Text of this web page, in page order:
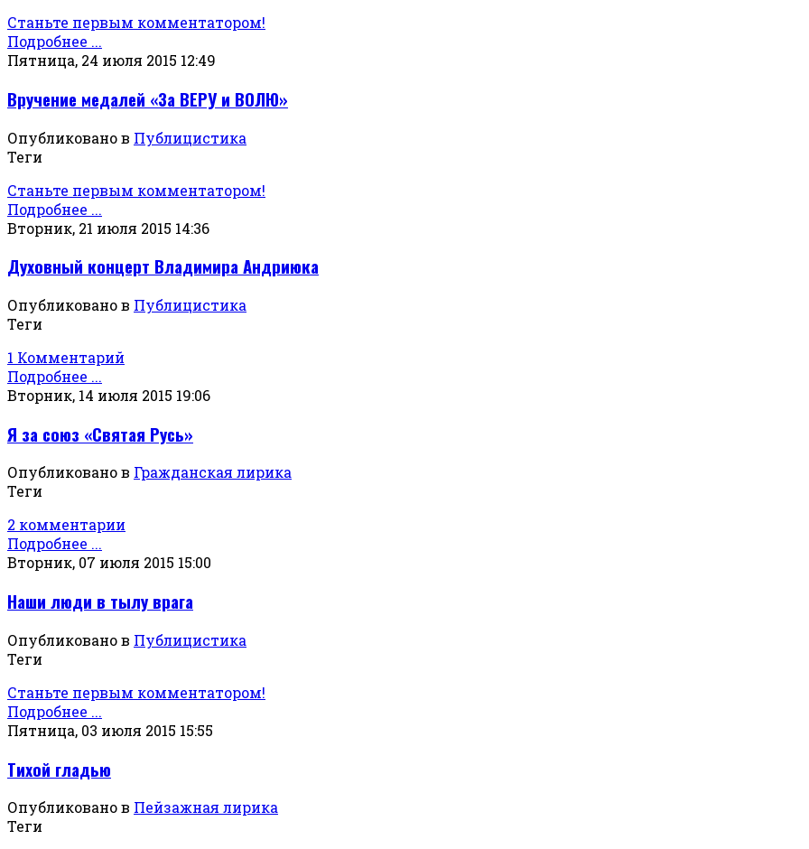
Станьте первым комментатором!
Подробнее ...
Пятница, 24 июля 2015 12:49
Вручение медалей «За ВЕРУ и ВОЛЮ»
Опубликовано в Публицистика
Теги
Станьте первым комментатором!
Подробнее ...
Вторник, 21 июля 2015 14:36
Духовный концерт Владимира Андриюка
Опубликовано в Публицистика
Теги
1 Комментарий
Подробнее ...
Вторник, 14 июля 2015 19:06
Я за союз «Святая Русь»
Опубликовано в Гражданская лирика
Теги
2 комментарии
Подробнее ...
Вторник, 07 июля 2015 15:00
Наши люди в тылу врага
Опубликовано в Публицистика
Теги
Станьте первым комментатором!
Подробнее ...
Пятница, 03 июля 2015 15:55
Тихой гладью
Опубликовано в Пейзажная лирика
Теги